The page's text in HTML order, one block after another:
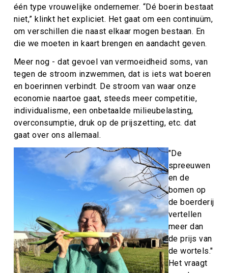
één type vrouwelijke ondernemer. “Dé boerin bestaat
niet,” klinkt het expliciet. Het gaat om een continuüm,
om verschillen die naast elkaar mogen bestaan. En
die we moeten in kaart brengen en aandacht geven.
Meer nog - dat gevoel van vermoeidheid soms, van
tegen de stroom inzwemmen, dat is iets wat boeren
en boerinnen verbindt. De stroom van waar onze
economie naartoe gaat, steeds meer competitie,
individualisme, een onbetaalde milieubelasting,
overconsumptie, druk op de prijszetting, etc. dat
gaat over ons allemaal.
"De
spreeuwen
en de
bomen op
de boerderij
vertellen
meer dan
de prijs van
de wortels."
Het vraagt